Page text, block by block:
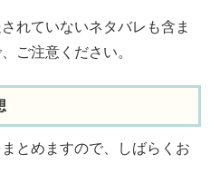
れていないネタバレも含ま
ご注意ください。
とめますので、しばらくお